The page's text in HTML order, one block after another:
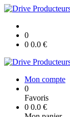
0
0 0.0 €
Mon compte
0
Favoris
0 0.0 €